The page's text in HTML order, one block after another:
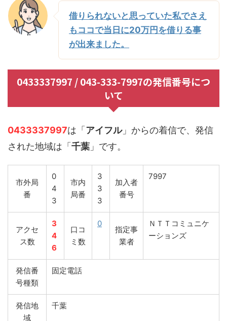
借りられないと思っていた私でさえ
もココで当日に20万円を借りる事
が出来ました。
0433337997 / 043-333-7997の発信番号につ
いて
0433337997は「 アイフル」からの着信で、発信
された地域は「 千葉 」です。
市外局
番
0
4
3
市内
局番
3
3
3
加入者
番号
7997
アクセ
ス数
3
4
6
口コ
ミ数
0
指定事
業者
ＮＴＴコミュニケ
ーションズ
発信番
号種類
固定電話
発信地
域
千葉